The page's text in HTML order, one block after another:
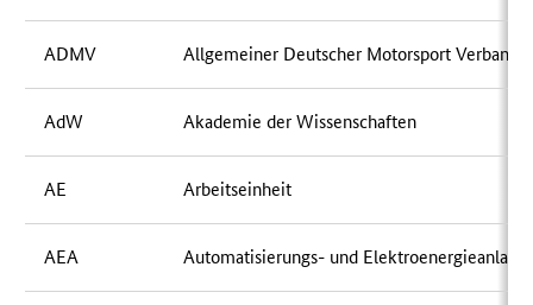
ADMV Allgemeiner Deutscher Motorsport Verband
AdW Akademie der Wissenschaften
AE Arbeitseinheit
AEA Automatisierungs- und